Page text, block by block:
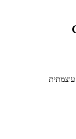
עוצמתית